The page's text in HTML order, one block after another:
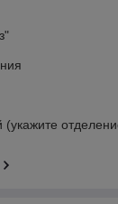
(укажите